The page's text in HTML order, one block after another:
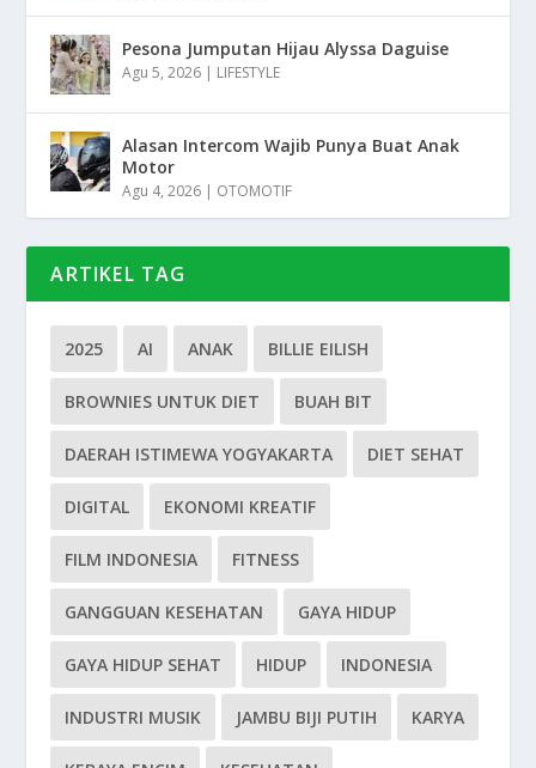
Pesona Jumputan Hijau Alyssa Daguise
Agu 5, 2026 | LIFESTYLE
Alasan Intercom Wajib Punya Buat Anak
Motor
Agu 4, 2026 | OTOMOTIF
ARTIKEL TAG
2025 AI ANAK BILLIE EILISH
BROWNIES UNTUK DIET BUAH BIT
DAERAH ISTIMEWA YOGYAKARTA DIET SEHAT
DIGITAL EKONOMI KREATIF
FILM INDONESIA FITNESS
GANGGUAN KESEHATAN GAYA HIDUP
GAYA HIDUP SEHAT HIDUP INDONESIA
INDUSTRI MUSIK JAMBU BIJI PUTIH KARYA